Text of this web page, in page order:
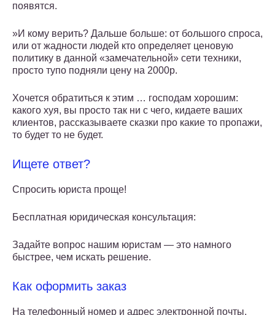
появятся.
»И кому верить? Дальше больше: от большого спроса,
или от жадности людей кто определяет ценовую
политику в данной «замечательной» сети техники,
просто тупо подняли цену на 2000р.
Хочется обратиться к этим … господам хорошим:
какого хуя, вы просто так ни с чего, кидаете ваших
клиентов, рассказываете сказки про какие то пропажи,
то будет то не будет.
Ищете ответ?
Спросить юриста проще!
Бесплатная юридическая консультация:
Задайте вопрос нашим юристам — это намного
быстрее, чем искать решение.
Как оформить заказ
На телефонный номер и адрес электронной почты,